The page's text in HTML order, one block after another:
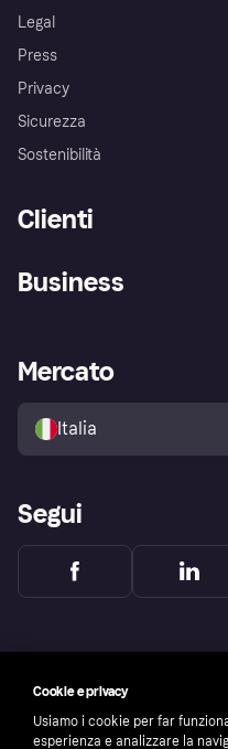
Legal
Press
Privacy
Sicurezza
Sostenibilità
Clienti
Esplora i negozi
Politica di protezione
dell'acquirente Klarna
Business
Accesso aziende
Mercato
Italia
Segui
Cookie e privacy
Usiamo i cookie per far
esperienza e analizzare la